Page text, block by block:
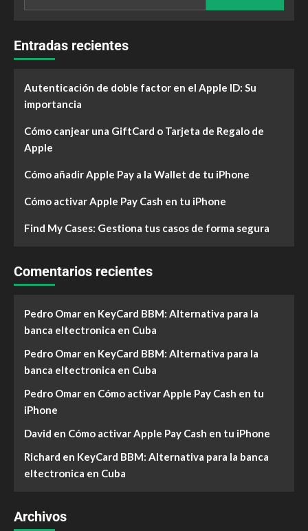
Entradas recientes
Autenticación de doble factor en el Apple ID: Su
importancia
Cómo canjear una GiftCard o Tarjeta de Regalo de
Apple
Cómo añadir Apple Pay a la Wallet de tu iPhone
Cómo activar Apple Pay Cash en tu iPhone
Find My Cases: Gestiona tus casos de forma segura
Comentarios recientes
Pedro Omar en KeyCard BBM: Alternativa para la
banca eltectronica en Cuba
Pedro Omar en KeyCard BBM: Alternativa para la
banca eltectronica en Cuba
Pedro Omar en Cómo activar Apple Pay Cash en tu
iPhone
David en Cómo activar Apple Pay Cash en tu iPhone
Richard en KeyCard BBM: Alternativa para la banca
eltectronica en Cuba
Archivos